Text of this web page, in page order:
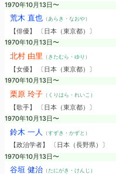
1970年10月13日〜
荒木 直也（あらき・なおや）
【俳優】 〔日本（東京都）〕
1970年10月13日〜
北村 由里 （きたむら・ゆり）
【女優】 〔日本（東京都）〕
1970年10月13日〜
栗原 玲子（くりはら・れいこ）
【歌手】 〔日本（東京都）〕
1970年10月13日〜
鈴木 一人 （すずき・かずと）
【政治学者】 〔日本（長野県）〕
1970年10月13日〜
谷垣 健治（たにがき・けんじ）